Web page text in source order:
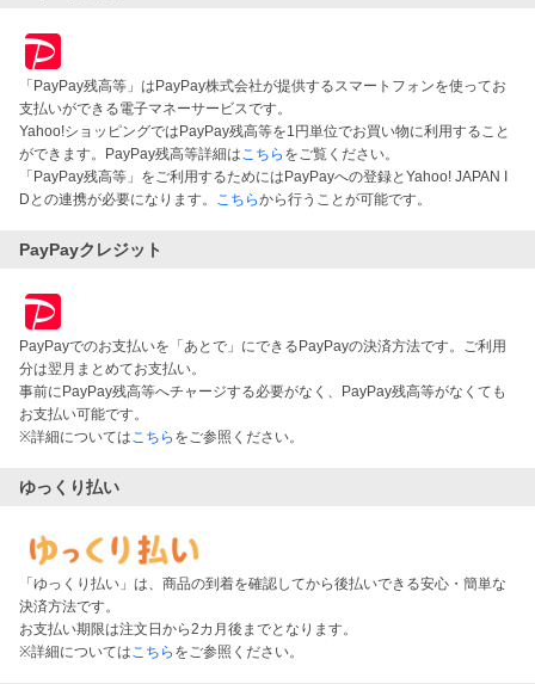
「PayPay残高等」はPayPay株式会社が提供するスマートフォンを使ってお
支払いができる電子マネーサービスです。
Yahoo!ショッピングではPayPay残高等を1円単位でお買い物に利用すること
ができます。PayPay残高等詳細はこちら をご覧ください。
「PayPay残高等」をご利用するためにはPayPayへの登録とYahoo! JAPAN I
Dとの連携が必要になります。 こちらから行うことが可能です。
PayPayクレジット
PayPayでのお支払いを「あとで」にできるPayPayの決済方法です。ご利用
分は翌月まとめてお支払い。
事前にPayPay残高等へチャージする必要がなく、PayPay残高等がなくても
お支払い可能です。
※詳細についてはこちら をご参照ください。
ゆっくり払い
「ゆっくり払い」は、商品の到着を確認してから後払いできる安心・簡単な
決済方法です。
お支払い期限は注文日から2カ月後までとなります。
※詳細についてはこちら をご参照ください。